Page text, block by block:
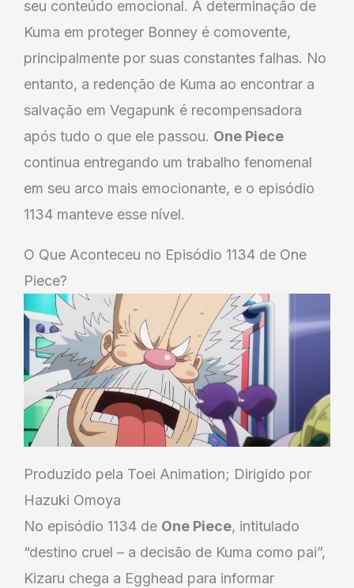
seu conteúdo emocional. A determinação de
Kuma em proteger Bonney é comovente,
principalmente por suas constantes falhas. No
entanto, a redenção de Kuma ao encontrar a
salvação em Vegapunk é recompensadora
após tudo o que ele passou. One Piece
continua entregando um trabalho fenomenal
em seu arco mais emocionante, e o episódio
1134 manteve esse nível.
O Que Aconteceu no Episódio 1134 de One
Piece?
Produzido pela Toei Animation; Dirigido por
Hazuki Omoya
No episódio 1134 de One Piece, intitulado
“destino cruel – a decisão de Kuma como pai”,
Kizaru chega a Egghead para informar